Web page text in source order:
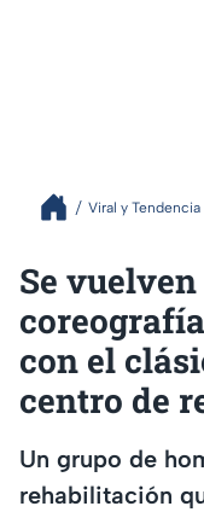
Viral y Tendencia
Se
con el
centro de
Un grupo de
rehabilitación